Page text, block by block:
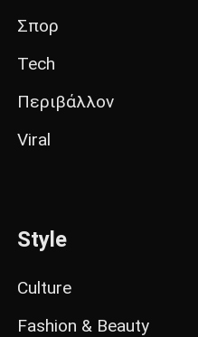
Σπορ
Tech
Περιβάλλον
Viral
Style
Culture
Fashion & Beauty